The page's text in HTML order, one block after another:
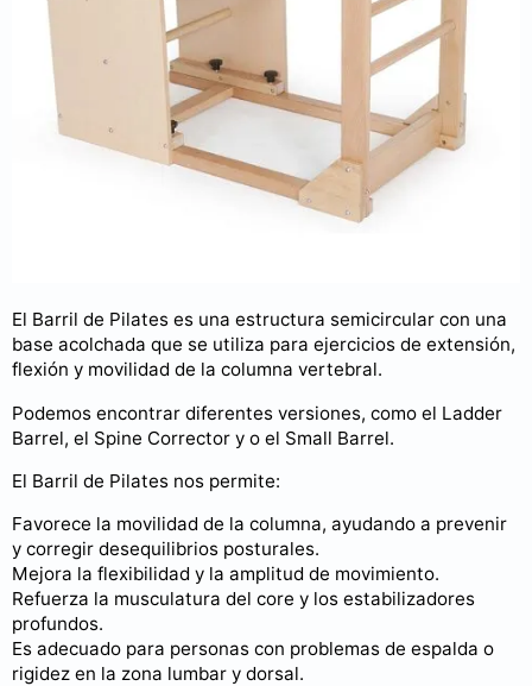
El Barril de Pilates es una estructura semicircular con una
base acolchada que se utiliza para ejercicios de extensión,
flexión y movilidad de la columna vertebral.
Podemos encontrar diferentes versiones, como el Ladder
Barrel, el Spine Corrector y o el Small Barrel.
El Barril de Pilates nos permite:
Favorece la movilidad de la columna, ayudando a prevenir
y corregir desequilibrios posturales.
Mejora la flexibilidad y la amplitud de movimiento.
Refuerza la musculatura del core y los estabilizadores
profundos.
Es adecuado para personas con problemas de espalda o
rigidez en la zona lumbar y dorsal.